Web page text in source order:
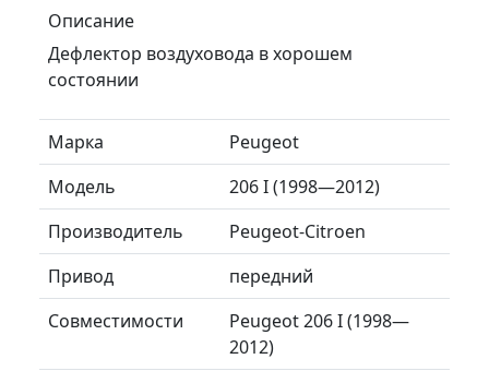
Описание
Дефлектор воздуховода в хорошем
состоянии
Марка
Peugeot
Модель
206 I (1998—2012)
Производитель
Peugeot-Citroen
Привод
передний
Совместимости
Peugeot 206 I (1998—
2012)